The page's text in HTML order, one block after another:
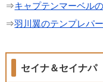
⇒キャプテンマーベル
⇒羽川翼のテンプレパ
セイナ＆セイナパ